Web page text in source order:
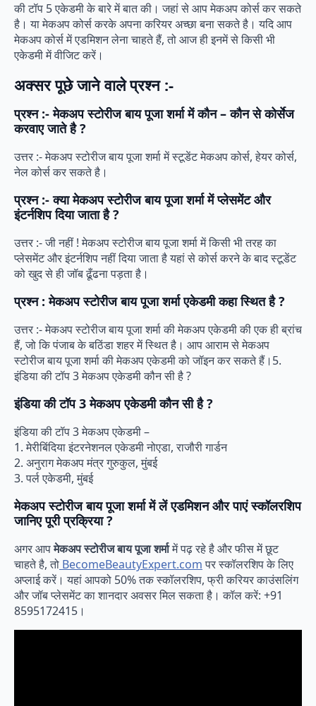
की टॉप 5 एकेडमी के बारे में बात की। जहां से आप मेकअप कोर्स कर सकते
है। या मेकअप कोर्स करके अपना करियर अच्छा बना सकते है। यदि आप
मेकअप कोर्स में एडमिशन लेना चाहते हैं, तो आज ही इनमें से किसी भी
एकेडमी में वीजिट करें।
अक्सर पूछे जाने वाले प्रश्न :-
प्रश्न :- मेकअप स्टोरीज बाय पूजा शर्मा में कौन – कौन से कोर्सेज
करवाए जाते है ?
उत्तर :- मेकअप स्टोरीज बाय पूजा शर्मा में स्टूडेंट मेकअप कोर्स, हेयर कोर्स,
नेल कोर्स कर सकते है।
प्रश्न :- क्या मेकअप स्टोरीज बाय पूजा शर्मा में प्लेसमेंट और
इंटर्नशिप दिया जाता है ?
उत्तर :- जी नहीं ! मेकअप स्टोरीज बाय पूजा शर्मा में किसी भी तरह का
प्लेसमेंट और इंटर्नशिप नहीं दिया जाता है यहां से कोर्स करने के बाद स्टूडेंट
को खुद से ही जॉब ढूँढना पड़ता है।
प्रश्न : मेकअप स्टोरीज बाय पूजा शर्मा एकेडमी कहा स्थित है ?
उत्तर :- मेकअप स्टोरीज बाय पूजा शर्मा की मेकअप एकेडमी की एक ही ब्रांच
हैं, जो कि पंजाब के बठिंडा शहर में स्थित है। आप आराम से मेकअप
स्टोरीज बाय पूजा शर्मा की मेकअप एकेडमी को जॉइन कर सकते हैं।5.
इंडिया की टॉप 3 मेकअप एकेडमी कौन सी है ?
इंडिया की टॉप 3 मेकअप एकेडमी कौन सी है ?
इंडिया की टॉप 3 मेकअप एकेडमी –
1. मेरीबिंदिया इंटरनेशनल एकेडमी नोएडा, राजौरी गार्डन
2. अनुराग मेकअप मंत्र गुरुकुल, मुंबई
3. पर्ल एकेडमी, मुंबई
मेकअप स्टोरीज बाय पूजा शर्मा में लें एडमिशन और पाएं स्कॉलरशिप
जानिए पूरी प्रक्रिया ?
अगर आपमेकअप स्टोरीज बाय पूजा शर्मामें पढ़ रहे है और फीस में छूट
चाहते है, तो BecomeBeautyExpert.comपर स्कॉलरशिप के लिए
अप्लाई करें। यहां आपको 50% तक स्कॉलरशिप, फ्री करियर काउंसलिंग
और जॉब प्लेसमेंट का शानदार अवसर मिल सकता है। कॉल करें: +91
8595172415।